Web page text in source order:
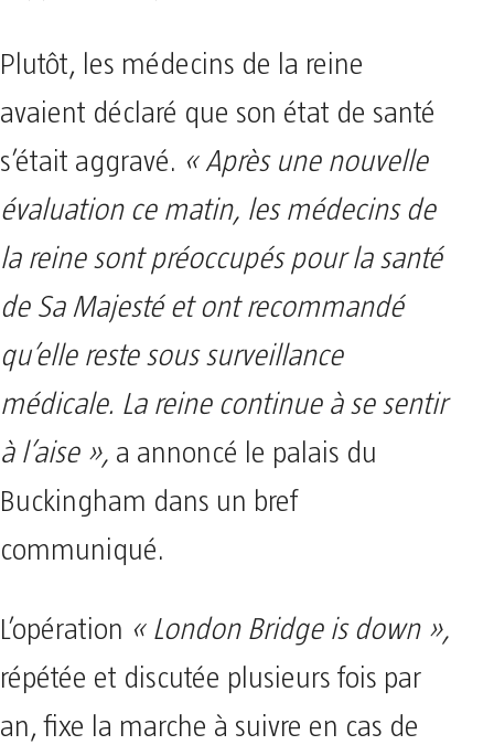
Plutôt, les médecins de la reine
avaient déclaré que son état de santé
s’était aggravé. « Après une nouvelle
évaluation ce matin, les médecins de
la reine sont préoccupés pour la santé
de Sa Majesté et ont recommandé
qu’elle reste sous surveillance
médicale. La reine continue à se sentir
à l’aise », a annoncé le palais du
Buckingham dans un bref
communiqué.
L’opération « London Bridge is down »,
répétée et discutée plusieurs fois par
an, fixe la marche à suivre en cas de